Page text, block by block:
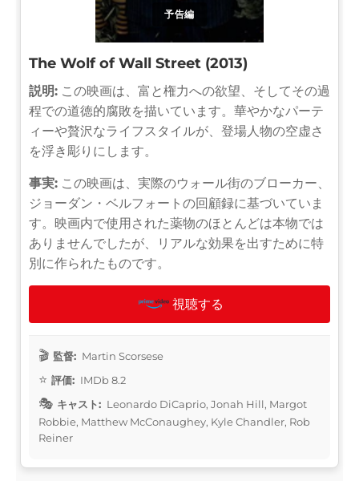
予告編
The Wolf of Wall Street (2013)
説明: この映画は、富と権力への欲望、そしてその過
程での道徳的腐敗を描いています。華やかなパーテ
ィーや贅沢なライフスタイルが、登場人物の空虚さ
を浮き彫りにします。
事実: この映画は、実際のウォール街のブローカー、
ジョーダン・ベルフォートの回顧録に基づいていま
す。映画内で使用された薬物のほとんどは本物では
ありませんでしたが、リアルな効果を出すために特
別に作られたものです。
視聴する
監督: Martin Scorsese
評価: IMDb 8.2
キャスト: Leonardo DiCaprio, Jonah Hill, Margot
Robbie, Matthew McConaughey, Kyle Chandler, Rob
Reiner